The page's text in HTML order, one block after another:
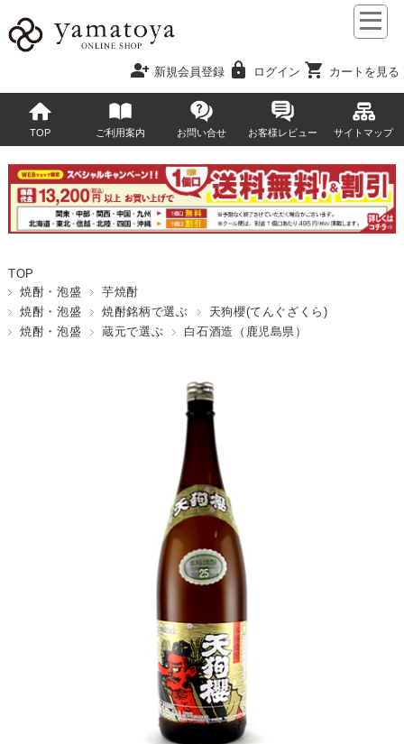
person_add 新規会員登録 lock ログイン shopping_cart カートを見る
TOP ご利用案内 お問い合せ お客様レビュー サイトマップ
TOP
焼酎・泡盛
芋焼酎
焼酎・泡盛
焼酎銘柄で選ぶ
天狗櫻(てんぐざくら)
焼酎・泡盛
蔵元で選ぶ 白石酒造（鹿児島県）